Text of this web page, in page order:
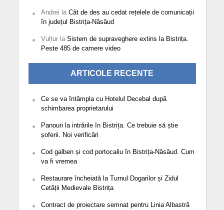
Andrei la Cât de des au cedat rețelele de comunicații
în județul Bistrița-Năsăud
Vulturla Sistem de supraveghere extins la Bistrița.
Peste 485 de camere video
ARTICOLE RECENTE
Ce se va întâmpla cu Hotelul Decebal după
schimbarea proprietarului
Panouri la intrările în Bistrița. Ce trebuie să știe
șoferii. Noi verificări
Cod galben și cod portocaliu în Bistrița-Năsăud. Cum
va fi vremea
Restaurare încheiată la Turnul Dogarilor și Zidul
Cetății Medievale Bistrița
Contract de proiectare semnat pentru Linia Albastră